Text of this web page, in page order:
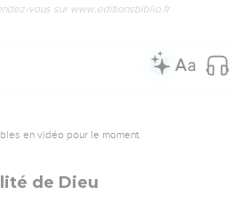
vous sur www.editionsbiblio.fr
en vidéo pour le moment.
de Dieu